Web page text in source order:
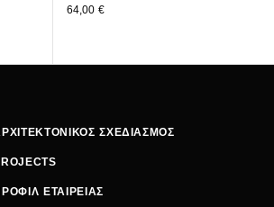
64,00 €
ΣΧΕΔΙΑΣΜΟΣ
ΕΤΑΙΡΕΙΑΣ